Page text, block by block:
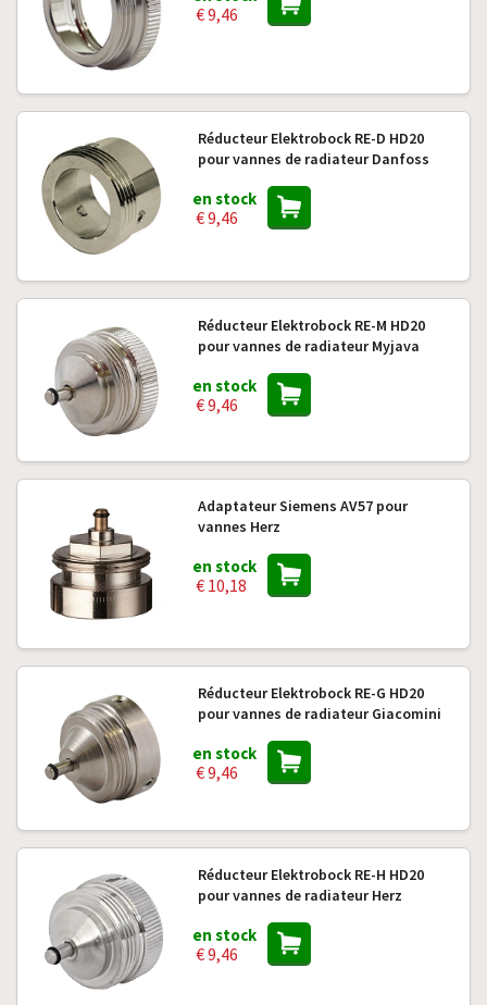
€ 9,46
Réducteur Elektrobock RE-D HD20
pour vannes de radiateur Danfoss
en stock
€ 9,46
Réducteur Elektrobock RE-M HD20
pour vannes de radiateur Myjava
en stock
€ 9,46
Adaptateur Siemens AV57 pour
vannes Herz
en stock
€ 10,18
Réducteur Elektrobock RE-G HD20
pour vannes de radiateur Giacomini
en stock
€ 9,46
Réducteur Elektrobock RE-H HD20
pour vannes de radiateur Herz
en stock
€ 9,46